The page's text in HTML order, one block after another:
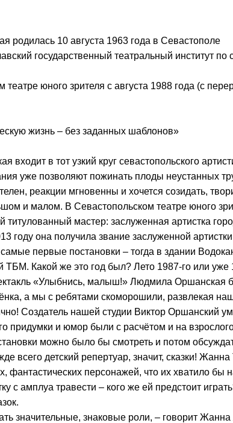
родилась 10 августа 1963 года в Севастополе
государственный театральный институт по
театре юного зрителя с августа 1988 года (с
жизнь – без заданных шаблонов»
входит в тот узкий круг севастопольского
уже позволяют пожинать плоды неустанных
реакции мгновенны и хочется созидать,
и малом. В Севастопольском театре юного
титулованный мастер: заслуженная артистка
году она получила звание заслуженной
первые постановки – тогда в здании
ТБМ. Какой же это год был? Лето 1987-го или
«Улыбнись, малыш!» Людмила Оршанская
а мы с ребятами скоморошили, развлекая
Создатель нашей студии Виктор Оршанский
придумки и юмор были с расчётом и на
можно было бы смотреть и потом
всего детский репертуар, значит, сказки!
фантастических персонажей, что их хватило бы
с амплуа травести – кого же ей предстоит
значительные, знаковые роли, – говорит